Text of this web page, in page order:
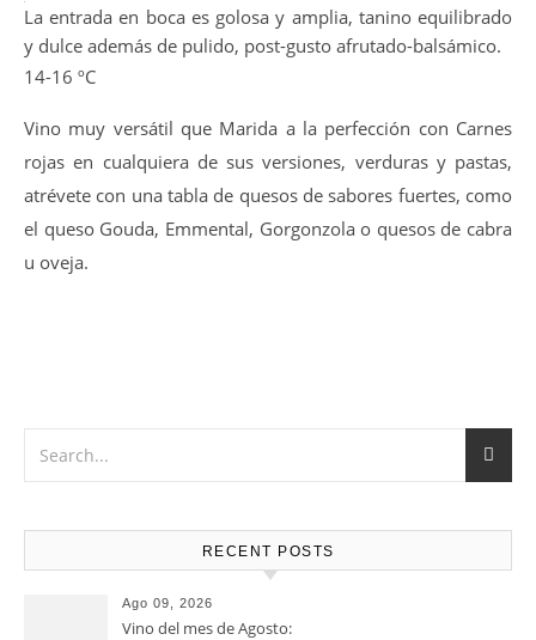
La entrada en boca es golosa y amplia, tanino equilibrado
y dulce además de pulido, post-gusto afrutado-balsámico.
14-16 ºC
Vino muy versátil que Marida a la perfección con Carnes
rojas en cualquiera de sus versiones, verduras y pastas,
atrévete con una tabla de quesos de sabores fuertes, como
el queso Gouda, Emmental, Gorgonzola o quesos de cabra
u oveja.
RECENT POSTS
Ago 09, 2026
Vino del mes de Agosto: